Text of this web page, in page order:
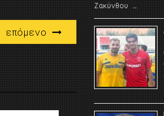
επόμενο
Ζακύνθου …